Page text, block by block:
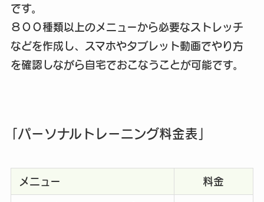
です。
８００種類以上のメニューから必要なストレッチ
などを作成し、スマホやタブレット動画でやり方
を確認しながら自宅でおこなうことが可能です。
「パーソナルトレーニング料金表」
メニュー 料金